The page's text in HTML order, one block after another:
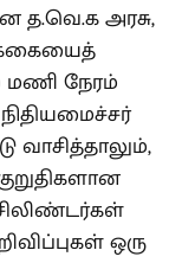
த.வெ.க அரசு,
மணி நேரம்
நிதியமைச்சர்
வாசித்தாலும்,
ஒரு